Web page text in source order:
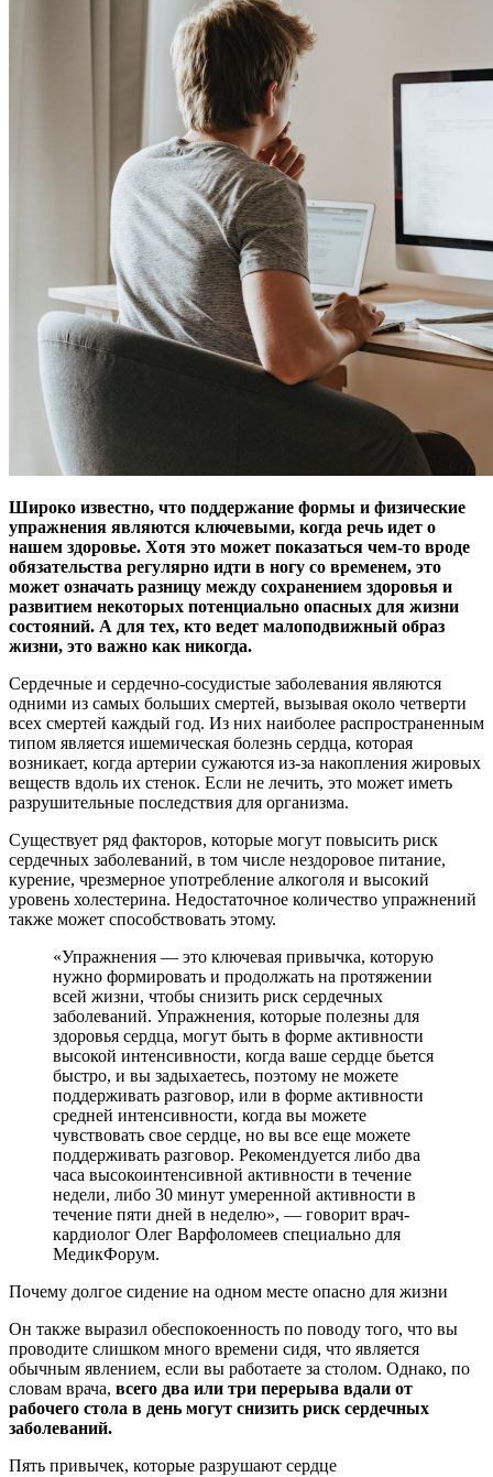
Широко известно, что поддержание формы и физические
упражнения являются ключевыми, когда речь идет о
нашем здоровье. Хотя это может показаться чем-то вроде
обязательства регулярно идти в ногу со временем, это
может означать разницу между сохранением здоровья и
развитием некоторых потенциально опасных для жизни
состояний. А для тех, кто ведет малоподвижный образ
жизни, это важно как никогда.
Сердечные и сердечно-сосудистые заболевания являются
одними из самых больших смертей, вызывая около четверти
всех смертей каждый год. Из них наиболее распространенным
типом является ишемическая болезнь сердца, которая
возникает, когда артерии сужаются из-за накопления жировых
веществ вдоль их стенок. Если не лечить, это может иметь
разрушительные последствия для организма.
Существует ряд факторов, которые могут повысить риск
сердечных заболеваний, в том числе нездоровое питание,
курение, чрезмерное употребление алкоголя и высокий
уровень холестерина. Недостаточное количество упражнений
также может способствовать этому.
«Упражнения — это ключевая привычка, которую
нужно формировать и продолжать на протяжении
всей жизни, чтобы снизить риск сердечных
заболеваний. Упражнения, которые полезны для
здоровья сердца, могут быть в форме активности
высокой интенсивности, когда ваше сердце бьется
быстро, и вы задыхаетесь, поэтому не можете
поддерживать разговор, или в форме активности
средней интенсивности, когда вы можете
чувствовать свое сердце, но вы все еще можете
поддерживать разговор. Рекомендуется либо два
часа высокоинтенсивной активности в течение
недели, либо 30 минут умеренной активности в
течение пяти дней в неделю», — говорит врач-
кардиолог Олег Варфоломеев специально для
МедикФорум.
Почему долгое сидение на одном месте опасно для жизни
Он также выразил обеспокоенность по поводу того, что вы
проводите слишком много времени сидя, что является
обычным явлением, если вы работаете за столом. Однако, по
словам врача, всего два или три перерыва вдали от
рабочего стола в день могут снизить риск сердечных
заболеваний.
Пять привычек, которые разрушают сердце